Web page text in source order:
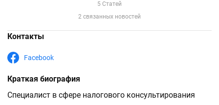
5 Статей
2 связанных новостей
Контакты
Facebook
Краткая биография
Специалист в сфере налогового консультирования